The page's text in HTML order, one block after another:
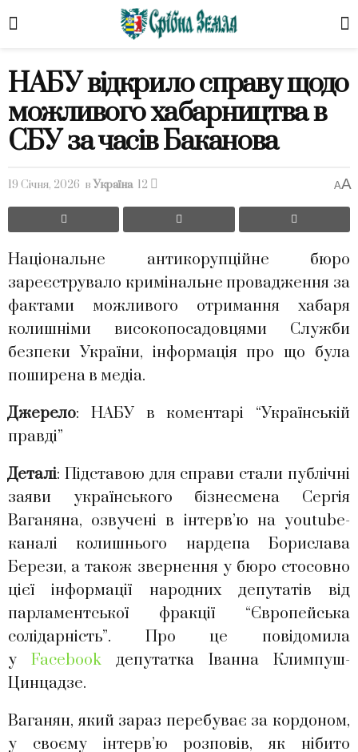
НАБУ відкрило справу щодо
можливого хабарництва в
СБУ за часів Баканова
19 Січня, 2026 в Україна 12 AA
Національне антикорупційне бюро
зареєструвало кримінальне провадження за
фактами можливого отримання хабаря
колишніми високопосадовцями Служби
безпеки України, інформація про що була
поширена в медіа.
Джерело: НАБУ в коментарі “Українській
правді”
Деталі: Підставою для справи стали публічні
заяви українського бізнесмена Сергія
Ваганяна, озвучені в інтерв’ю на youtube-
каналі колишнього нардепа Борислава
Берези, а також звернення у бюро стосовно
цієї інформації народних депутатів від
парламентської фракції “Європейська
солідарність”. Про це повідомила
у Facebook депутатка Іванна Климпуш-
Цинцадзе.
Ваганян, який зараз перебуває за кордоном,
у своєму інтерв’ю розповів, як нібито